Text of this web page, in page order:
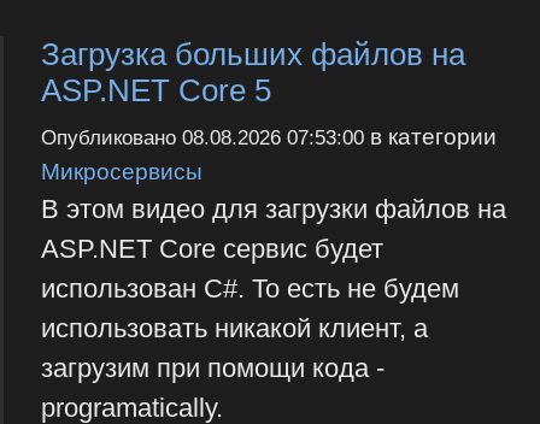
Загрузка больших файлов на
ASP.NET Core 5
Опубликовано 08.08.2026 07:53:00в категории
Микросервисы
В этом видео для загрузки файлов на
ASP.NET Core сервис будет
использован C#. То есть не будем
использовать никакой клиент, а
загрузим при помощи кода -
programatically.